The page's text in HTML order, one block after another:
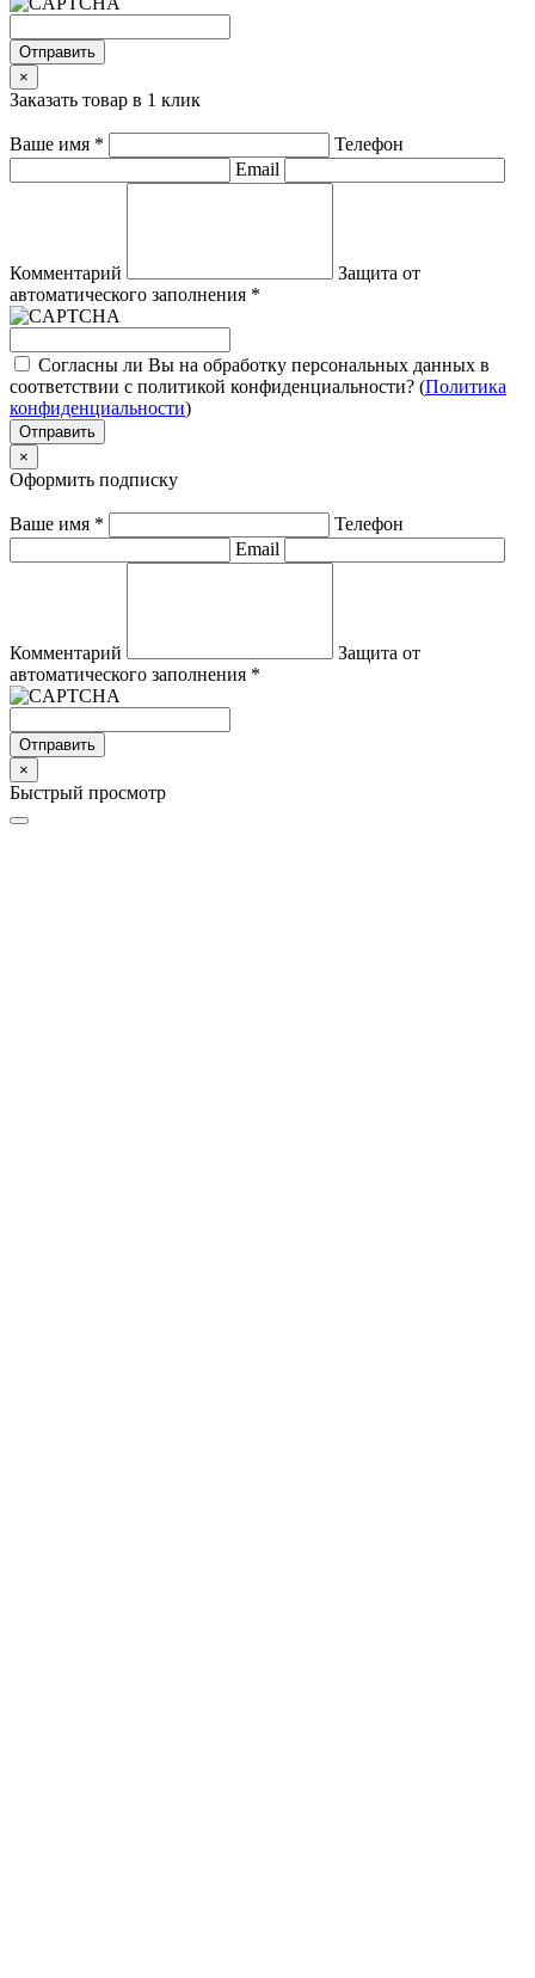
Отправить
×
Заказать товар в 1 клик
Ваше имя *
Телефон
Email
Комментарий
Защита от
автоматического заполнения *
Согласны ли Вы на обработку персональных данных в
соответствии с политикой конфиденциальности? (Политика
конфиденциальности)
Отправить
×
Оформить подписку
Ваше имя *
Телефон
Email
Комментарий
Защита от
автоматического заполнения *
Отправить
×
Быстрый просмотр